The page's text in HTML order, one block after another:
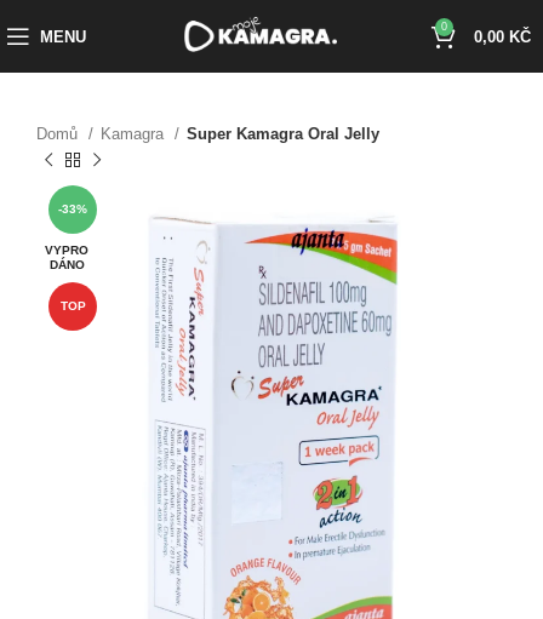
MENU
0
0,00 KČ
Domů Kamagra Super Kamagra Oral Jelly
-33%
VYPRO
DÁNO
TOP